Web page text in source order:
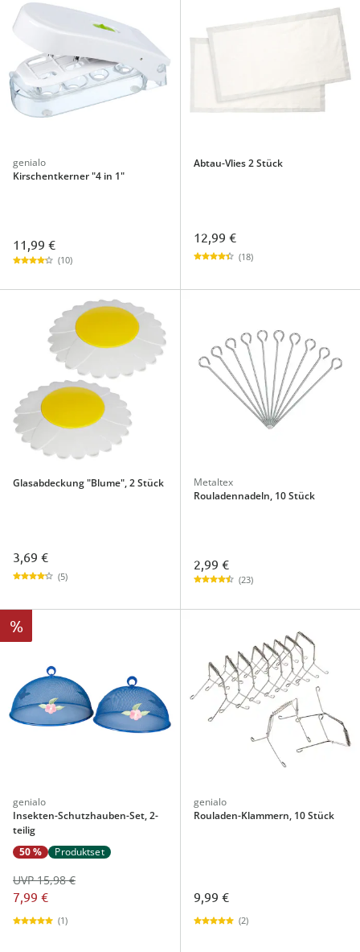
genialo
Kirschentkerner "4 in 1"
11,99 €
(10)
Abtau-Vlies 2 Stück
12,99 €
(18)
Glasabdeckung "Blume", 2 Stück
3,69 €
(5)
Metaltex
Rouladennadeln, 10 Stück
2,99 €
(23)
%
genialo
Insekten-Schutzhauben-Set, 2-
teilig
50 %
Produktset
7,99 €
UVP 15,98 €
(1)
genialo
Rouladen-Klammern, 10 Stück
9,99 €
(2)